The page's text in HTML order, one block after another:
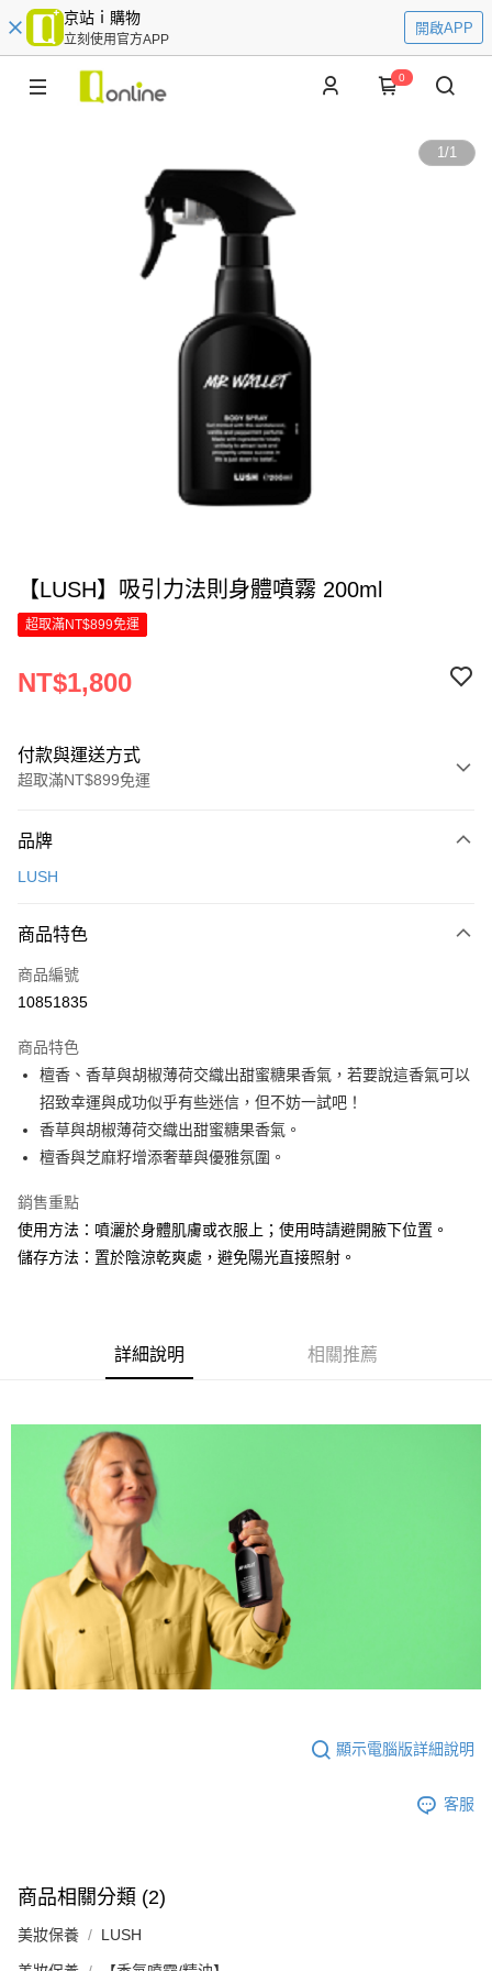
京站ｉ購物
立刻使用官方APP
開啟APP
0
1/1
【LUSH】吸引力法則身體噴霧 200ml
超取滿NT$899免運
NT$1,800
付款與運送方式
超取滿NT$899免運
信用卡一次付款
Apple Pay
街口支付
Google Pay
全盈+PAY
大哥付你分期
相關說明
1.本服務由台灣大哥大提供，台灣大哥大用戶可立即使用無須另外申請。
2.付款方式選擇「大哥付你分期」，訂單成立後會自動跳轉到大哥付的交易
流程，驗證手機門號後，選擇欲分期的期數、繳款截止日，確認付款後即完
成交易。
法說明評估內容。
2.透過簡訊連結打開帳單後，可選擇「超商條碼／台灣大直營門市／銀行轉
帳／街口支付／iPASS MONEY」等通路繳費。
【注意事項】
1.本服務係由「台灣大哥大股份有限公司」（以下簡稱本公司）所提供，讓
用戶於交易時，得透過本服務購買商品或服務，並由商店將買賣／分期付款
買賣價金債權讓與本公司後，依約使用本公司帳單繳交帳款。
2.基於同意付款使用「大哥付你分期」之契約關係目的，商店將以您的個人
資料（包含姓名、電話或地址）提供予台灣大哥大進項蒐集、處理及利用，
由本公司與您本人進行分期帳單所需資料之確認、核對及更正。
3.完整用戶服務條款，請詳閱以下連結：https://oppay.tw/userRule
AFTEE先享後付
相關說明
【關於「AFTEE先享後付」】
３．安心：先確認商品／服務後，再付款。
結帳頁面，進行簡訊認證並確認金額後，即可完成結帳。
２．訂單成立數日內，您將收到繳費通知簡訊。
３．收到繳費通知簡訊後14天內，點擊此簡訊中的連結，可透過四大超商／
ATM／網路銀行／等多元方式進行付款，方視為交易完成。
※ 請注意：結帳手續完成當下不需立刻繳費，但若您需要取消訂單，請聯絡
購買商品的店家。未經商家同意取消之訂單仍視為有效，需透過AFTEE先享
後付繳納相關費用。
※ 交易是否成功請以「AFTEE先享後付 」之結帳頁面顯示為準，若有關於
是否繳費成功／繳費後需取消欲退款等相關疑問，請聯繫「AFTEE先享後付
客戶支援中心」https://netprotections.freshdesk.com/support/home
【注意事項】
１．透過由恩沛科技股份有限公司提供之「AFTEE先享後付」服務完成之交
易，需依本服務之必要範圍內提供個人資料，並將交易相關給付款項請求債
「AFTEE先享後付」，若未經同意申辦者引起之損失，本公司不負相關責
５．嚴禁一人註冊多個帳號或使用他人資訊註冊。若發現惡意使用之情形，
恩沛科技股份有限公司將有權停止該用戶之使用額度並採取法律行動。
付款後全家取貨
付款後7-11取貨
每筆NT$70，滿NT$899(含以上)免運費
每筆NT$100，滿NT$1,000(含以上)免運費
京站台北店客服中心(1F星巴克旁) 即日起不提供京站紙袋，取件時
請自備購物袋，若需購買紙袋可現場詢問
免運費
品牌
LUSH
商品特色
商品編號
10851835
商品特色
檀香、香草與胡椒薄荷交織出甜蜜糖果香氣，若要說這香氣可以
招致幸運與成功似乎有些迷信，但不妨一試吧！
香草與胡椒薄荷交織出甜蜜糖果香氣。
檀香與芝麻籽增添奢華與優雅氛圍。
銷售重點
使用方法：噴灑於身體肌膚或衣服上；使用時請避開腋下位置。
儲存方法：置於陰涼乾爽處，避免陽光直接照射。
詳細說明 相關推薦
顯示電腦版詳細說明
客服
商品相關分類 (2)
美妝保養 LUSH